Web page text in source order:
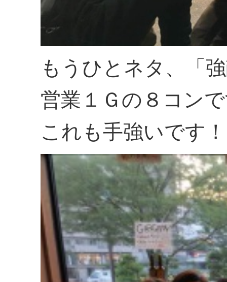
もうひとネタ、「
営業１Ｇの８コン
これも手強いです！